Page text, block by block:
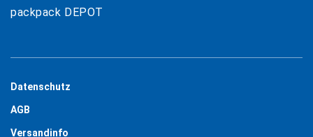
packpack DEPOT
Datenschutz
AGB
Versandinfo